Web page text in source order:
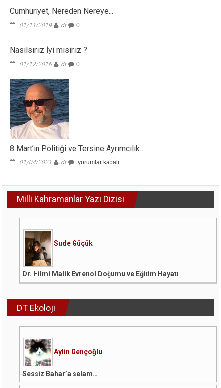
Cumhuriyet, Nereden Nereye…
01/11/2019 dt 0
Nasılsınız İyi misiniz ?
01/12/2016 dt 0
8 Mart’ın Politiği ve Tersine Ayrımcılık…
01/04/2021 dt
8
Tersine
Ayrımcılık…
yorumlar kapalı
Milli Kahramanlar Yazı Dizisi
Sude Güçük
Dr. Hilmi Malik Evrenol Doğumu ve Eğitim Hayatı
DT Ekoloji
Aylin Gençoğlu
Sessiz Bahar’a selam…